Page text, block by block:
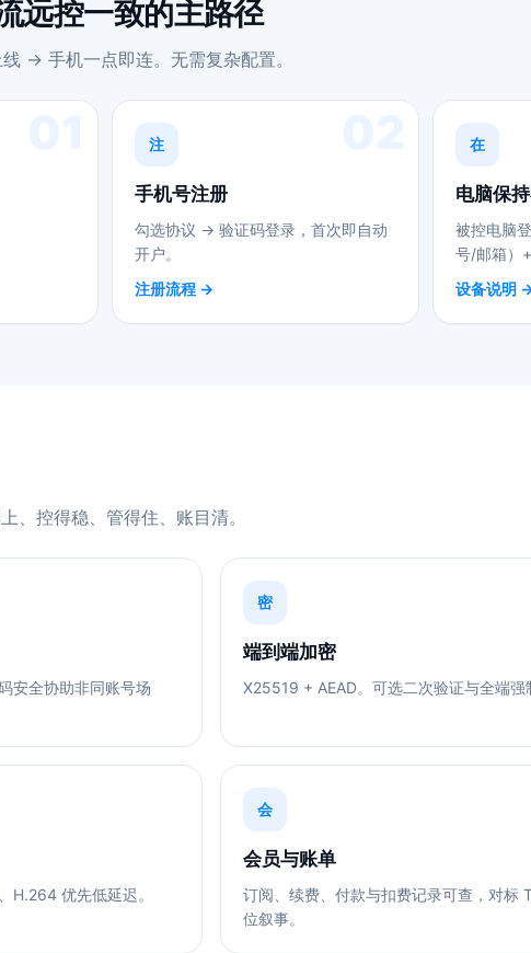
远控一致的主路径
→ 手机一点即连。无需复杂配置。
注
手机号注册
勾选协议 → 验证码登录，首次即自动
开户。
注册流程 →
在
电脑保
被控电脑
号/邮箱）
设备说明
、控得稳、管得住、账目清。
安全协助非同账号场
密
端到端加密
X25519 + AEAD。可选二次验证与全端强
H.264 优先低延迟。
会
会员与账单
订阅、续费、付款与扣费记录可查，对标
位叙事。